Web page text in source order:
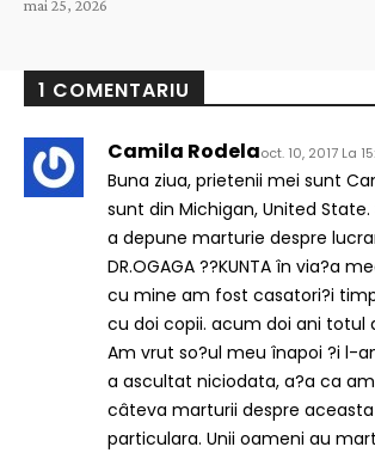
mai 25, 2026
1 COMENTARIU
Camila Rodelaoct. 10, 2017 La
Buna ziua, prietenii mei sunt
sunt din Michigan, United
a depune marturie despre
DR.OGAGA ??KUNTA în via?a
cu mine am fost casatori?i
cu doi copii. acum doi ani totul
Am vrut so?ul meu înapoi ?i l-
a ascultat niciodata, a?a ca
câteva marturii despre
particulara. Unii oameni au